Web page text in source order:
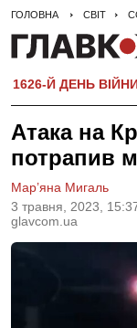
ГОЛОВНА СВІТ
1626-Й ДЕНЬ
Атака на
потрапив
3 травня, 2023,
glavcom.ua
Мар’яна Мигаль